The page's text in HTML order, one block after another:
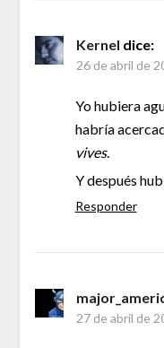
Kernel dice:
26 de abril de
Yo hubiera
habría
vives.
Y después
Responder
27 de abril de